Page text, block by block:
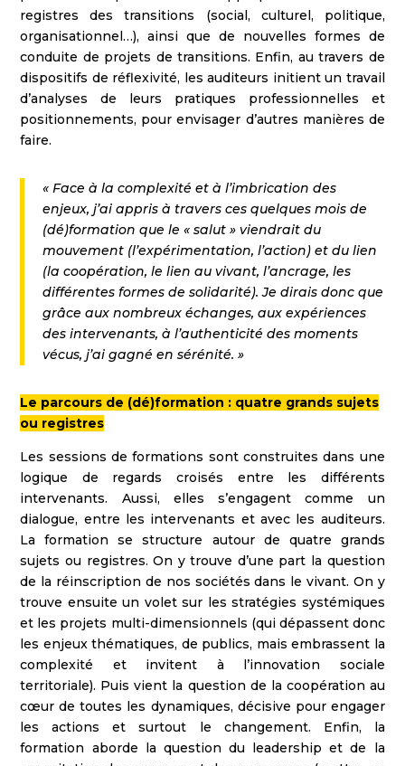
registres des transitions (social, culturel, politique,
organisationnel…), ainsi que de nouvelles formes de
conduite de projets de transitions. Enfin, au travers de
dispositifs de réflexivité, les auditeurs initient un travail
d’analyses de leurs pratiques professionnelles et
positionnements, pour envisager d’autres manières de
faire.
« Face à la complexité et à l’imbrication des
enjeux, j’ai appris à travers ces quelques mois de
(dé)formation que le « salut » viendrait du
mouvement (l’expérimentation, l’action) et du lien
(la coopération, le lien au vivant, l’ancrage, les
différentes formes de solidarité). Je dirais donc que
grâce aux nombreux échanges, aux expériences
des intervenants, à l’authenticité des moments
vécus, j’ai gagné en sérénité. »
Le parcours de (dé)formation : quatre grands sujets
ou registres
Les sessions de formations sont construites dans une
logique de regards croisés entre les différents
intervenants. Aussi, elles s’engagent comme un
dialogue, entre les intervenants et avec les auditeurs.
La formation se structure autour de quatre grands
sujets ou registres. On y trouve d’une part la question
de la réinscription de nos sociétés dans le vivant. On y
trouve ensuite un volet sur les stratégies systémiques
et les projets multi-dimensionnels (qui dépassent donc
les enjeux thématiques, de publics, mais embrassent la
complexité et invitent à l’innovation sociale
territoriale). Puis vient la question de la coopération au
cœur de toutes les dynamiques, décisive pour engager
les actions et surtout le changement. Enfin, la
formation aborde la question du leadership et de la